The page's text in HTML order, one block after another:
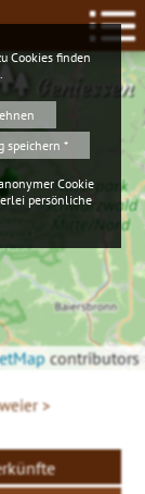
Geniessen
contributors
>
Cookies finden
speichern *
Cookie
persönliche